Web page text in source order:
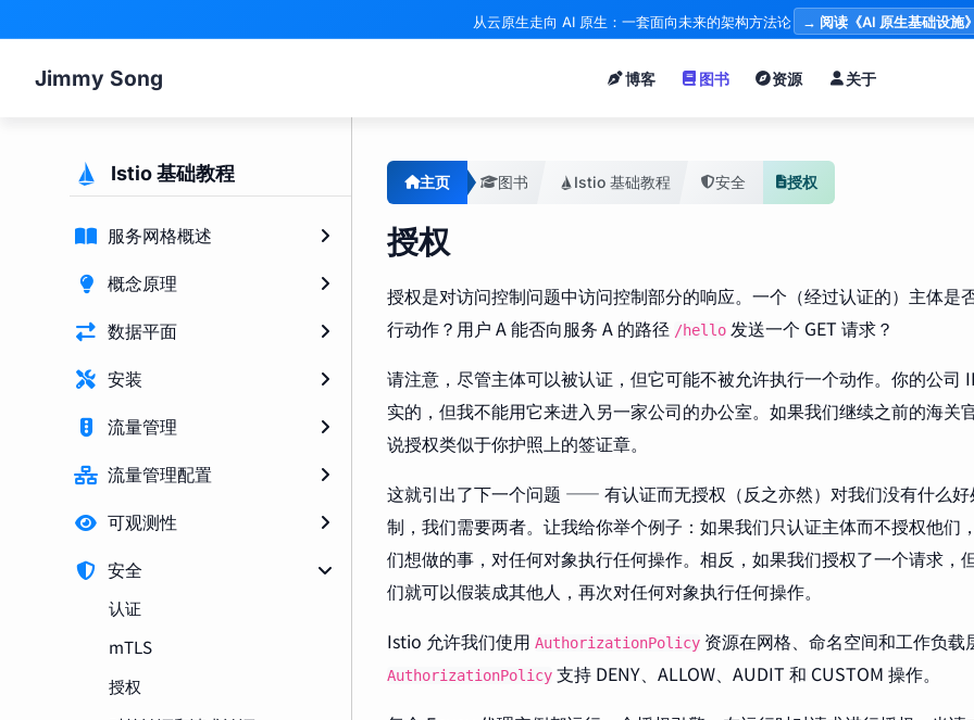
从云原生走向 AI 原生：一套面向未来的架构方法论 → 阅读《AI 原生基础设施
Jimmy Song 博客 图书 资源 关于
Istio 基础教程
服务网格概述
概念原理
数据平面
安装
流量管理
流量管理配置
可观测性
安全
认证
mTLS
授权
主页 图书 Istio 基础教程 安全 授权
授权
授权是对访问控制问题中访问控制部分的响应。一个（经过认证的）主体是
行动作？用户 A 能否向服务 A 的路径 /hello 发送一个 GET 请求？
请注意，尽管主体可以被认证，但它可能不被允许执行一个动作。你的公司
实的，但我不能用它来进入另一家公司的办公室。如果我们继续之前的海关
说授权类似于你护照上的签证章。
这就引出了下一个问题 —— 有认证而无授权（反之亦然）对我们没有什么
制，我们需要两者。让我给你举个例子：如果我们只认证主体而不授权他们
们想做的事，对任何对象执行任何操作。相反，如果我们授权了一个请求，
们就可以假装成其他人，再次对任何对象执行任何操作。
Istio 允许我们使用 AuthorizationPolicy 资源在网格、命名空间和工作负载
AuthorizationPolicy 支持 DENY、ALLOW、AUDIT 和 CUSTOM 操作。